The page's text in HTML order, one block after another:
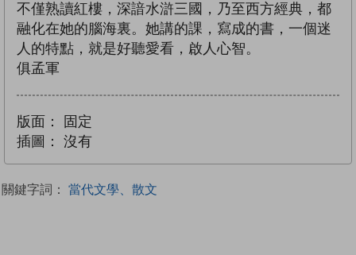
不僅熟讀紅樓，深諳水滸三國，乃至西方經典，都
融化在她的腦海裏。她講的課，寫成的書，一個迷
人的特點，就是好聽愛看，啟人心智。
俱孟軍
版面：
固定
插圖：
沒有
關鍵字詞： 當代文學、散文